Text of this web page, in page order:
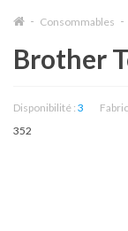
Consommables
Brother
Disponibilité : 3
352